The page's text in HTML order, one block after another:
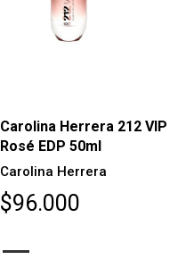
Carolina Herrera 212 VIP
Rosé EDP 50ml
Carolina Herrera
$96.000